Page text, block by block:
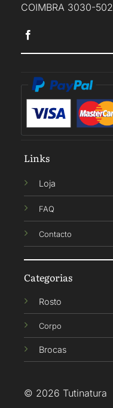
COIMBRA 3030-502
Links
Loja
FAQ
Contacto
Categorias
Rosto
Corpo
Brocas
© 2026 Tutinatura